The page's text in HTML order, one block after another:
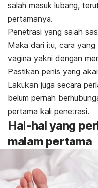
salah masuk lubang,
pertamanya.
Penetrasi yang salah
Maka dari itu, cara
vagina yakni dengan
Pastikan penis yang
Lakukan juga secara
belum pernah
pertama kali penetrasi.
Hal-hal yang
malam pertama